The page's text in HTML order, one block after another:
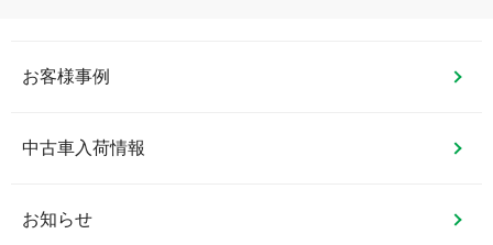
お客様事例
中古車入荷情報
お知らせ